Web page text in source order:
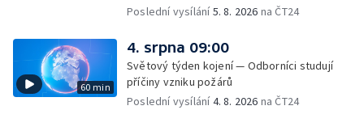
Ukrajině — Vliv veder na lidské orgány — Při
— Třem obcím na Brněnsku dočasně došla
pitná voda — SP v orientačním běhu v Česku
— Horko a požáry sužují Evropu — Rybářský
příměstský tábor
Poslední vysílání5. 8. 2026 na ČT24
60 min
4. srpna 09:00
Světový týden kojení — Odborníci studují
příčiny vzniku požárů
Poslední vysílání4. 8. 2026 na ČT24